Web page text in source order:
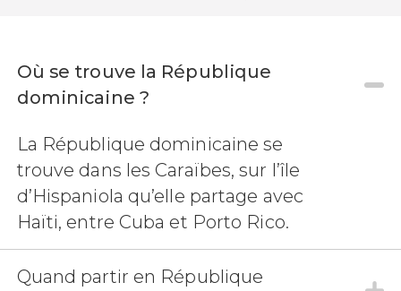
7,30


1 126 avis
excursion en buggy
une plage idyllique et un parc
aquatique.
Où se trouve la République
dominicaine ?
La République dominicaine se
trouve dans les Caraïbes, sur l’île
d’Hispaniola qu’elle partage avec
Haïti, entre Cuba et Porto Rico.
Quand partir en République